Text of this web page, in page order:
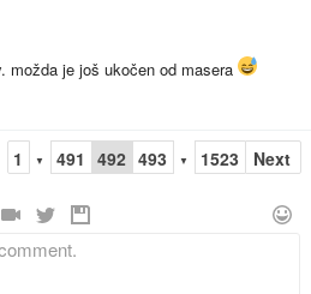
možda je još ukočen od masera
1 ▼ 491 492 493 ▼ 1523 Next